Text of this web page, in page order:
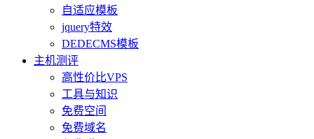
自适应模板
jquery特效
DEDECMS模板
主机测评
高性价比VPS
工具与知识
免费空间
免费域名